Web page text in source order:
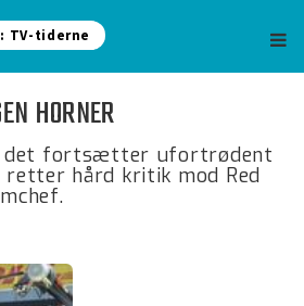
TV-tiderne
HORNER
det fortsætter ufortrødent
retter hård kritik mod Red